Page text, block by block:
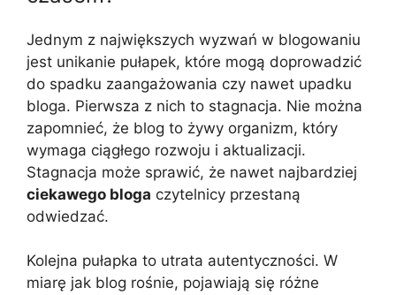
Jednym z największych wyzwań w blogowaniu
jest unikanie pułapek, które mogą doprowadzić
do spadku zaangażowania czy nawet upadku
bloga. Pierwsza z nich to stagnacja. Nie można
zapomnieć, że blog to żywy organizm, który
wymaga ciągłego rozwoju i aktualizacji.
Stagnacja może sprawić, że nawet najbardziej
ciekawego bloga czytelnicy przestaną
odwiedzać.
Kolejna pułapka to utrata autentyczności. W
miarę jak blog rośnie, pojawiają się różne